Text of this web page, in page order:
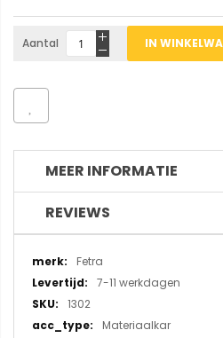
Aantal IN
MEER INFORMATIE
REVIEWS
Meer
informatie
Fetra
7-11 werkdagen
1302
Materiaalkar